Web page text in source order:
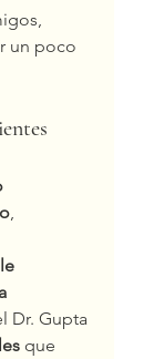
un poco
,
Dr. Gupta
que